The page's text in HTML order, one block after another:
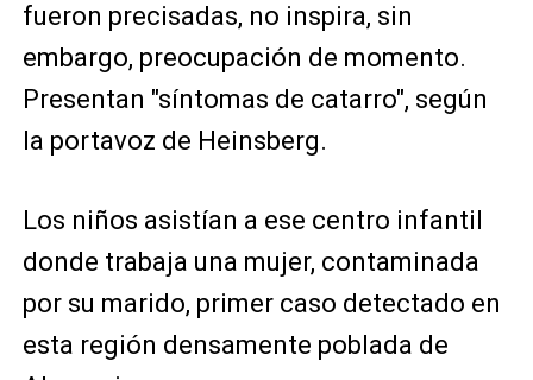
fueron precisadas, no inspira, sin
embargo, preocupación de momento.
Presentan "síntomas de catarro", según
la portavoz de Heinsberg.
Los niños asistían a ese centro infantil
donde trabaja una mujer, contaminada
por su marido, primer caso detectado en
esta región densamente poblada de